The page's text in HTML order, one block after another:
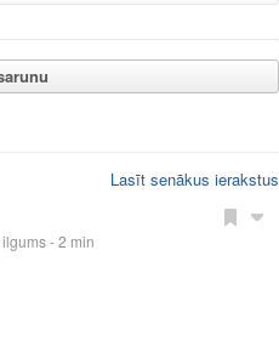
Lasīt senākus ierakstus
- 2 min